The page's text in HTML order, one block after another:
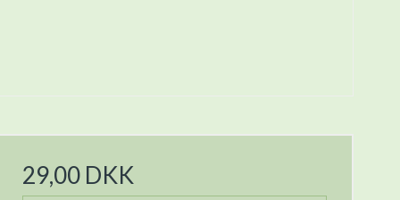
29,00 DKK